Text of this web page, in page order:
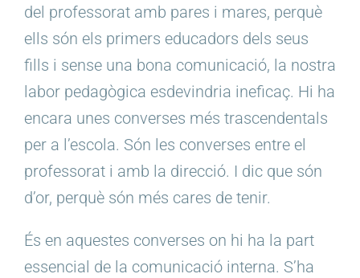
del professorat amb pares i mares, perquè
ells són els primers educadors dels seus
fills i sense una bona comunicació, la nostra
labor pedagògica esdevindria ineficaç. Hi ha
encara unes converses més trascendentals
per a l’escola. Són les converses entre el
professorat i amb la direcció. I dic que són
d’or, perquè són més cares de tenir.
És en aquestes converses on hi ha la part
essencial de la comunicació interna. S’ha